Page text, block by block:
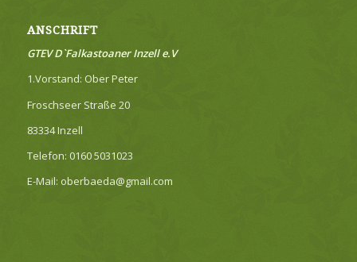
ANSCHRIFT
GTEV D`Falkastoaner Inzell e.V
1.Vorstand: Ober Peter
Froschseer Straße 20
83334 Inzell
Telefon: 0160 5031023
E-Mail: oberbaeda@gmail.com